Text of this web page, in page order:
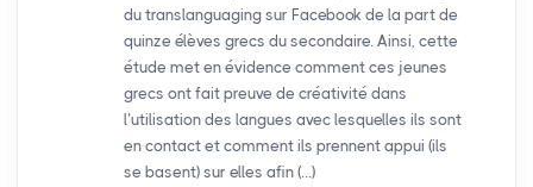
du translanguaging sur Facebook de la part de
quinze élèves grecs du secondaire. Ainsi, cette
étude met en évidence comment ces jeunes
grecs ont fait preuve de créativité dans
l’utilisation des langues avec lesquelles ils sont
en contact et comment ils prennent appui (ils
se basent) sur elles afin (…)